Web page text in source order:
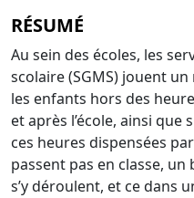
RÉSUMÉ
Au sein des écoles, les
scolaire (SGMS) jouent
les enfants hors des
et après l’école, ainsi que
ces heures dispensées
passent pas en classe,
s’y déroulent, et ce dans